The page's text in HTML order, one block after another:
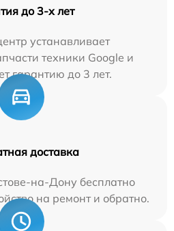
до 3-х лет
устанавливает
техники Google и
гарантию до 3 лет.
доставка
на-Дону бесплатно
на ремонт и обратно.